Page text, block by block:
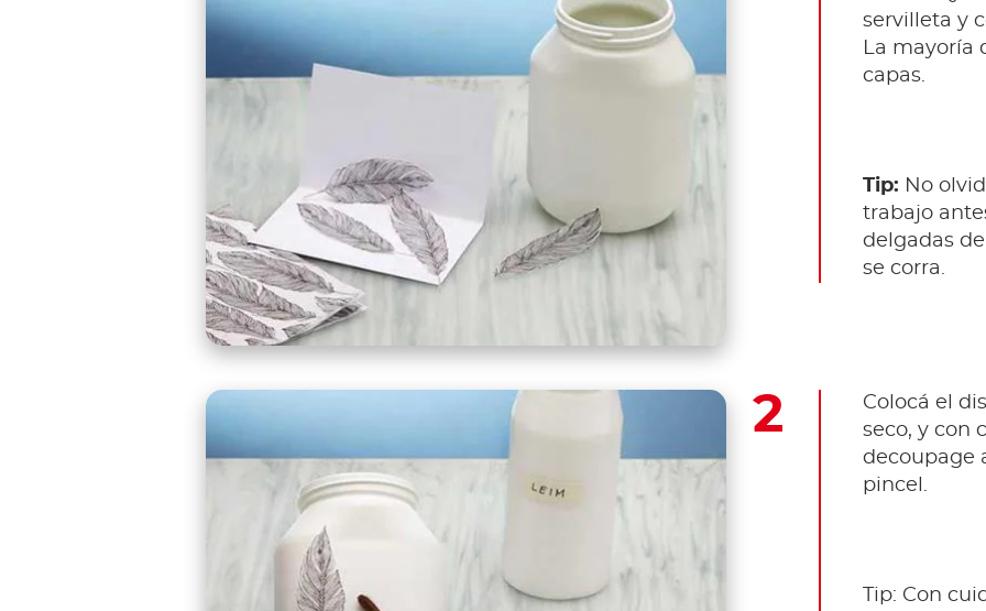
servilleta y
La mayoría
capas.
Tip: No
trabajo
delgadas
se corra.
Colocá el
seco, y con
decoupage
pincel.
Tip: Con